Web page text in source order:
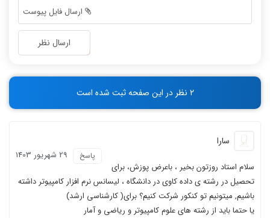
-
-
-
ارسال نظر
2 نظر در این صفحه ثبت شده است
سارا
29 شهریور 1403 پاسخ
سلام استاد روزتون بخیر ، باعرض پوزش، برای
تحصیل در رشته ی داده کاوی در دانشگاه ، لیسانس نرم افزار کامپیوتر داشته
باشیم, میتونیم تو کنکور شرکت کنیم؟ برای( کارشناسی ارشد)
یا حتما باید از رشته های علوم کامپیوتر و ریاضی و آمار